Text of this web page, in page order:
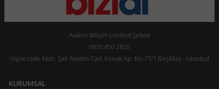
Avalon Bilişim Limited Şirketi
0850 850 2820
Vişnezade Mah. Şair Nedim Cad. Konak Ap. No:77/1 Beşiktaş - İstanbul
KURUMSAL